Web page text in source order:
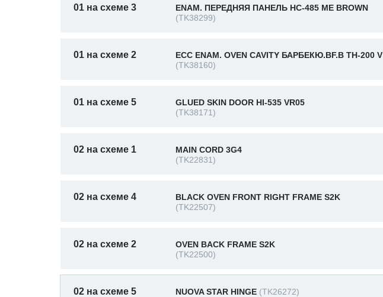
01 на схеме 3
ENAM. ПЕРЕДНЯЯ ПАНЕЛЬ HC-485 ME BROWN
(TK38299)
01 на схеме 2
ECC ENAM. OVEN CAVITY БАРБЕКЮ.BF.B TH-200 V
(TK38160)
01 на схеме 5
GLUED SKIN DOOR HI-535 VR05
(TK38171)
02 на схеме 1
MAIN CORD 3G4
(TK22831)
02 на схеме 4
BLACK OVEN FRONT RIGHT FRAME S2K
(TK22507)
02 на схеме 2
OVEN BACK FRAME S2K
(TK22500)
02 на схеме 5 NUOVA STAR HINGE (TK26272)